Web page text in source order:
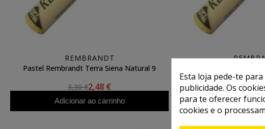
REMBRANDT
Pastel Rembrandt Terra Siena Natural 9
3,30 €2,48 €
Adicionar ao carrinho
3,30 €
Adicionar
Esta loja pede-te
publicidade. Os
para te oferecer
cookies e o